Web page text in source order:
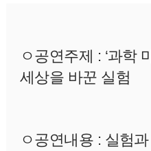
ㅇ공연주제 : ‘과학
세상을 바꾼 실험
ㅇ공연내용 : 실험